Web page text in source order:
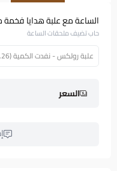
الساعة مع علبة هدايا فخمة
حاب تضيف ملحقات الساعة
علبة رولكس - نفدت الكمية (53.26 $)
السعر